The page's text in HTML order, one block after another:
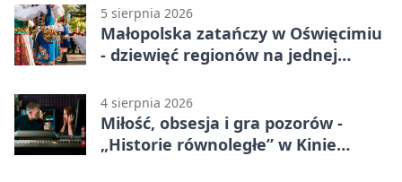
5 sierpnia 2026
Małopolska zatańczy w Oświęcimiu
- dziewięć regionów na jednej
4 sierpnia 2026
Miłość, obsesja i gra pozorów -
„Historie równoległe” w Kinie